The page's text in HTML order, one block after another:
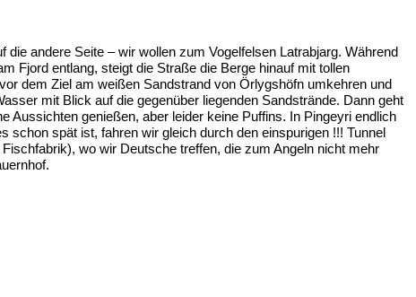
andere Seite – wir wollen zum Vogelfelsen Latrabjarg. Während
Fjord entlang, steigt die Straße die Berge hinauf mit tollen
dem Ziel am weißen Sandstrand von Örlygshöfn umkehren und
mit Blick auf die gegenüber liegenden Sandstrände. Dann geht
Aussichten genießen, aber leider keine Puffins. In Pingeyri endlich
spät ist, fahren wir gleich durch den einspurigen !!! Tunnel
wo wir Deutsche treffen, die zum Angeln nicht mehr